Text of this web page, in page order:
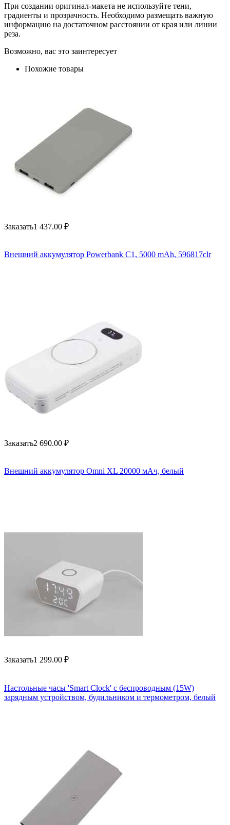
При создании оригинал-макета не используйте тени,
градиенты и прозрачность. Необходимо размещать важную
информацию на достаточном расстоянии от края или линии
реза.
Возможно, вас это заинтересует
Похожие товары
Заказать1 437.00 ₽
Внешний аккумулятор Powerbank C1, 5000 mAh, 596817clr
Заказать2 690.00 ₽
Внешний аккумулятор Omni XL 20000 мАч, белый
Заказать1 299.00 ₽
Настольные часы 'Smart Clock' с беспроводным (15W)
зарядным устройством, будильником и термометром, белый